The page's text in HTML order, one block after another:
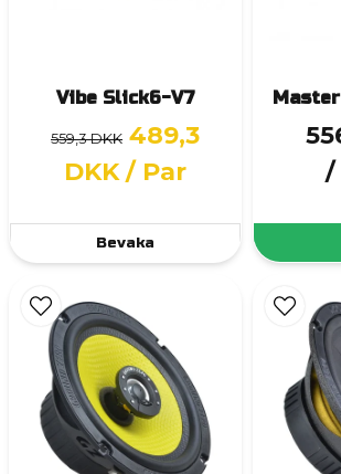
Vibe Slick6-V7
559,3 DKK 489,3
DKK / Par
Bevaka
/